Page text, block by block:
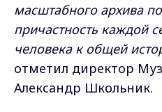
масштабного архива
причастность каждой
человека к общей
отметил директор
Александр Школьник.